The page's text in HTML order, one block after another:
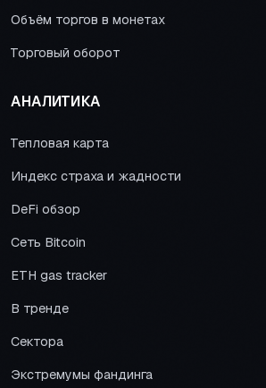
Объём торгов в монетах
Торговый оборот
АНАЛИТИКА
Тепловая карта
Индекс страха и жадности
DeFi обзор
Сеть Bitcoin
ETH gas tracker
В тренде
Сектора
Экстремумы фандинга